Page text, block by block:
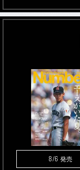
8/6 発売